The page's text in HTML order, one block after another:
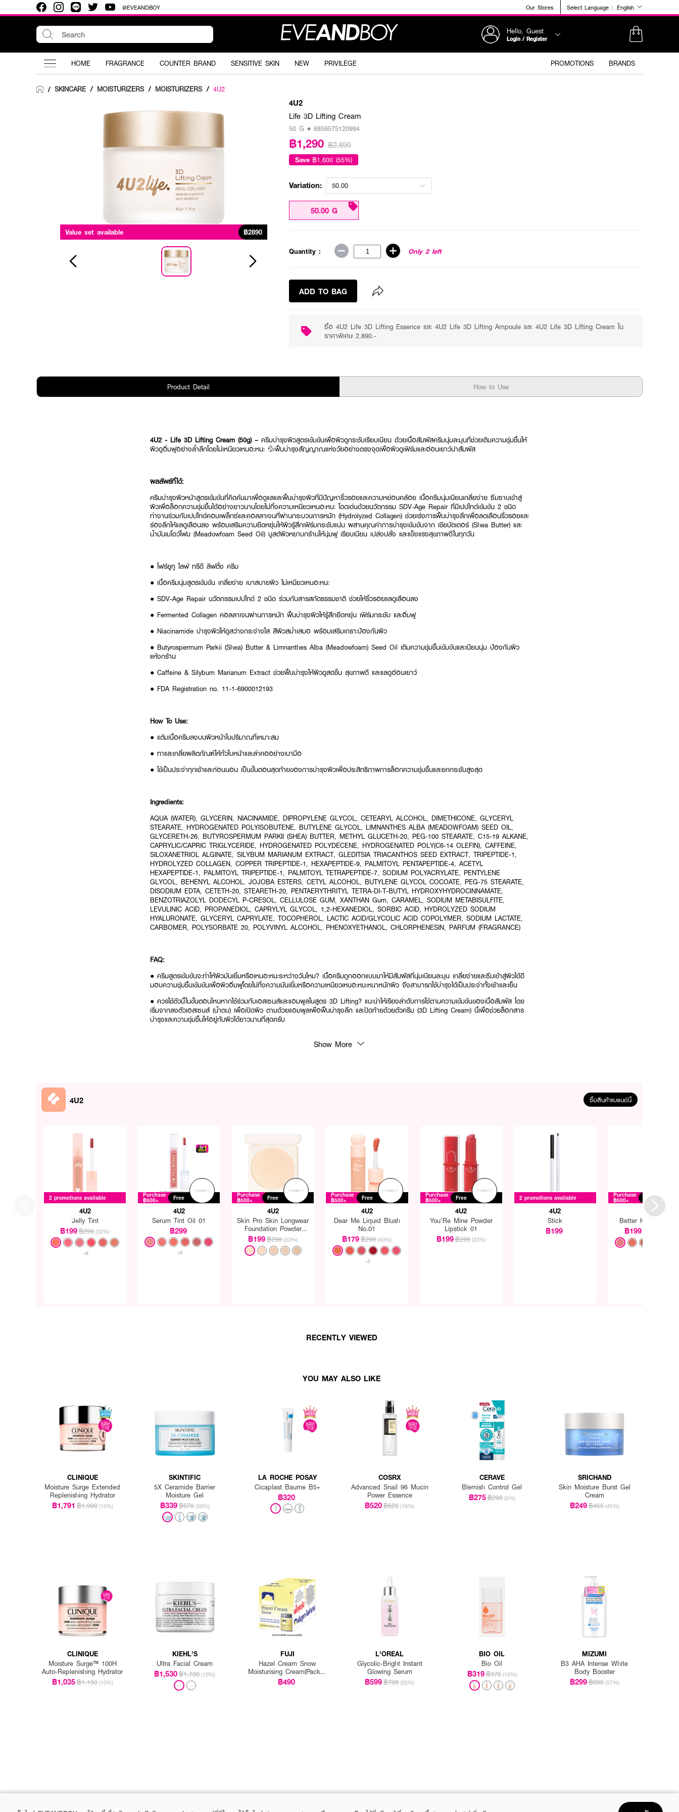
@EVEANDBOY Our Stores Select Language : English
Hello, Guest
Login / Register
HOME FRAGRANCE COUNTER BRAND SENSITIVE SKIN NEW PRIVILEGE PROMOTIONS BRANDS
/ SKINCARE / MOISTURIZERS / MOISTURIZERS / 4U2
Value set available ฿2890
4U2
Life 3D Lifting Cream
50 G • 8859575120994
฿1,290 ฿2,890
Save ฿1,600 (55%)
Variation: 50.00
50.00 G
Quantity : Only 2 left
ADD TO BAG
ซื้อ 4U2 Life 3D Lifting Essence และ 4U2 Life 3D Lifting Ampoule และ 4U2 Life 3D Lifting Cream ใน
ราคาพิเศษ 2,890.-
Product Detail How to Use
4U2 - Life 3D Lifting Cream (50g) – ครีมบำรุงผิวสูตรเข้มข้นเพื่อผิวดูกระชับเรียบเนียน ด้วยเนื้อสัมผัสครีมนุ่มละมุนที่ช่วยเติมความชุ่มชื้นให้
ผิวดูอิ่มฟูอย่างล้ำลึกโดยไม่เหนียวเหนอะหนะ 💦ฟื้นบำรุงสัญญาณแห่งวัยอย่างตรงจุดเพื่อผิวดูเฟิร์มและอ่อนเยาว์น่าสัมผัส
ผลลัพธ์ที่ได้:
ครีมบำรุงผิวหน้าสูตรเข้มข้นที่คิดค้นมาเพื่อดูแลและฟื้นบำรุงผิวที่มีปัญหาริ้วรอยและความหย่อนคล้อย เนื้อครีมนุ่มเนียนเกลี่ยง่าย ซึมซาบเข้าสู่
ผิวเพื่อล็อกความชุ่มชื้นได้อย่างยาวนานโดยไม่ทิ้งความเหนียวเหนอะหนะ โดดเด่นด้วยนวัตกรรม SDV-Age Repair ที่มีเปปไทด์เข้มข้น 2 ชนิด
ทำงานร่วมกับเปปไทด์คอมเพล็กซ์และคอลลาเจนที่ผ่านกระบวนการหมัก (Hydrolyzed Collagen) ช่วยเร่งการฟื้นบำรุงลึกเพื่อลดเลือนริ้วรอยและ
ร่องลึกให้แลดูเลือนลง พร้อมเสริมความยืดหยุ่นให้ผิวรู้สึกเฟิร์มกระชับแน่น ผสานคุณค่าการบำรุงเข้มข้นจาก เชียบัตเตอร์ (Shea Butter) และ
น้ำมันเมโดว์โฟม (Meadowfoam Seed Oil) บูสต์ผิวหยาบกร้านให้นุ่มฟู เรียบเนียน เปล่งปลั่ง และแข็งแรงสุขภาพดีในทุกวัน
● โฟร์ยูทู ไลฟ์ ทรีดี ลิฟติ้ง ครีม
● เนื้อครีมนุ่มสูตรเข้มข้น เกลี่ยง่าย เบาสบายผิว ไม่เหนียวเหนอะหนะ
● SDV-Age Repair นวัตกรรมเปปไทด์ 2 ชนิด ร่วมกับสารสกัดธรรมชาติ ช่วยให้ริ้วรอยแลดูเลือนลง
● Fermented Collagen คอลลาเจนผ่านการหมัก ฟื้นบำรุงผิวให้รู้สึกยืดหยุ่น เฟิร์มกระชับ และอิ่มฟู
● Niacinamide บำรุงผิวให้ดูสว่างกระจ่างใส สีผิวสม่ำเสมอ พร้อมเสริมเกราะป้องกันผิว
● Butyrospermum Parkii (Shea) Butter & Limnanthes Alba (Meadowfoam) Seed Oil เติมความชุ่มชื้นเข้มข้นและเนียนนุ่ม ป้องกันผิว
แห้งกร้าน
● Caffeine & Silybum Marianum Extract ช่วยฟื้นบำรุงให้ผิวดูสดชื่น สุขภาพดี และแลดูอ่อนเยาว์
● FDA Registration no. 11-1-6900012193
How To Use:
● แต้มเนื้อครีมลงบนผิวหน้าในปริมาณที่เหมาะสม
● ทาและเกลี่ยผลิตภัณฑ์ให้ทั่วใบหน้าและลำคออย่างเบามือ
● ใช้เป็นประจำทุกเช้าและก่อนนอน เป็นขั้นตอนสุดท้ายของการบำรุงผิวเพื่อประสิทธิภาพการล็อกความชุ่มชื้นและยกกระชับสูงสุด
Ingredients:
AQUA (WATER), GLYCERIN, NIACINAMIDE, DIPROPYLENE GLYCOL, CETEARYL ALCOHOL, DIMETHICONE, GLYCERYL
STEARATE, HYDROGENATED POLYISOBUTENE, BUTYLENE GLYCOL, LIMNANTHES ALBA (MEADOWFOAM) SEED OIL,
GLYCERETH-26, BUTYROSPERMUM PARKII (SHEA) BUTTER, METHYL GLUCETH-20, PEG-100 STEARATE, C15-19 ALKANE,
CAPRYLIC/CAPRIC TRIGLYCERIDE, HYDROGENATED POLYDECENE, HYDROGENATED POLY(C6-14 OLEFIN), CAFFEINE,
SILOXANETRIOL ALGINATE, SILYBUM MARIANUM EXTRACT, GLEDITSIA TRIACANTHOS SEED EXTRACT, TRIPEPTIDE-1,
HYDROLYZED COLLAGEN, COPPER TRIPEPTIDE-1, HEXAPEPTIDE-9, PALMITOYL PENTAPEPTIDE-4, ACETYL
HEXAPEPTIDE-1, PALMITOYL TRIPEPTIDE-1, PALMITOYL TETRAPEPTIDE-7, SODIUM POLYACRYLATE, PENTYLENE
GLYCOL, BEHENYL ALCOHOL, JOJOBA ESTERS, CETYL ALCOHOL, BUTYLENE GLYCOL COCOATE, PEG-75 STEARATE,
DISODIUM EDTA, CETETH-20, STEARETH-20, PENTAERYTHRITYL TETRA-DI-T-BUTYL HYDROXYHYDROCINNAMATE,
BENZOTRIAZOLYL DODECYL P-CRESOL, CELLULOSE GUM, XANTHAN Gum, CARAMEL, SODIUM METABISULFITE,
LEVULINIC ACID, PROPANEDIOL, CAPRYLYL GLYCOL, 1,2-HEXANEDIOL, SORBIC ACID, HYDROLYZED SODIUM
HYALURONATE, GLYCERYL CAPRYLATE, TOCOPHEROL, LACTIC ACID/GLYCOLIC ACID COPOLYMER, SODIUM LACTATE,
CARBOMER, POLYSORBATE 20, POLYVINYL ALCOHOL, PHENOXYETHANOL, CHLORPHENESIN, PARFUM (FRAGRANCE)
FAQ:
● ครีมสูตรเข้มข้นจะทำให้ผิวมันเยิ้มหรือเหนอะหนะระหว่างวันไหม? เนื้อครีมถูกออกแบบมาให้มีสัมผัสที่นุ่มเนียนละมุน เกลี่ยง่ายและซึมเข้าสู่ผิวได้ดี
มอบความชุ่มชื้นเข้มข้นเพื่อผิวอิ่มฟูโดยไม่ทิ้งความมันเยิ้มหรือความเหนียวเหนอะหนะหนาหนักผิว จึงสามารถใช้บำรุงได้เป็นประจำทั้งเช้าและเย็น
● ควรใช้ตัวนี้ในขั้นตอนไหนหากใช้ร่วมกับเอสเซนส์และแอมพูลในสูตร 3D Lifting? แนะนำให้เรียงลำดับการใช้ตามความเข้มข้นของเนื้อสัมผัส โดย
เริ่มจากลงตัวเอสเซนส์ (น้ำตบ) เพื่อเปิดผิว ตามด้วยแอมพูลเพื่อฟื้นบำรุงลึก และปิดท้ายด้วยตัวครีม (3D Lifting Cream) นี้เพื่อช่วยล็อกสาร
บำรุงและความชุ่มชื้นให้อยู่กับผิวได้ยาวนานที่สุดครับ
Show More
4U2 ซื้อสินค้าแบรนด์นี้
2 promotions available
4U2
Jelly Tint
฿199฿299 (33%)
+8
Purchase
฿500+ Free
4U2
Serum Tint Oil 01
฿299
+9
Purchase
฿500+ Free
4U2
Skin Pro Skin Longwear
Foundation Powder
SPF50+ PA++++
฿199฿299 (33%)
Purchase
฿500+ Free
4U2
Dear Me Liquid Blush
No.01
฿179฿299 (40%)
+5
Purchase
฿500+ Free
4U2
You'Re Mine Powder
Lipstick 01
฿199฿299 (33%)
2 promotions available
4U2
Stick
฿199
Purchase
฿500+ Free
4U2
Better Half Duo Lip
฿199
RECENTLY VIEWED
YOU MAY ALSO LIKE
CLINIQUE
Moisture Surge Extended
Replenishing Hydrator
฿1,791 ฿1,990 (10%)
SKINTIFIC
5X Ceramide Barrier
Moisture Gel
฿339฿679 (50%)
LA ROCHE POSAY
Cicaplast Baume B5+
฿320
COSRX
Advanced Snail 96 Mucin
Power Essence
฿520฿620 (16%)
CERAVE
Blemish Control Gel
฿275฿290 (5%)
SRICHAND
Skin Moisture Burst Gel
Cream
฿249฿455 (45%)
CLINIQUE
Moisture Surge™ 100H
Auto-Replenishing Hydrator
฿1,035฿1,150 (10%)
KIEHL'S
Ultra Facial Cream
฿1,530฿1,700 (10%)
FUJI
Hazel Cream Snow
Moisturising Cream(Pack 1
Get 1 Free)
฿490
L'OREAL
Glycolic-Bright Instant
Glowing Serum
฿599฿799 (25%)
BIO OIL
Bio Oil
฿319฿375 (15%)
MIZUMI
B3 AHA Intense White
Body Booster
฿299฿690 (57%)